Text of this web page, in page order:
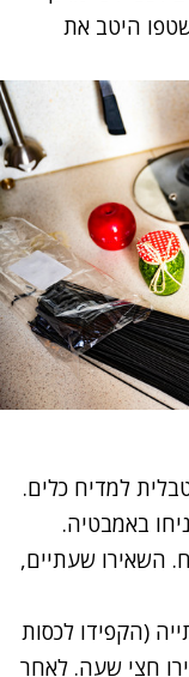
היטב את
למדיח כלים.
באמבטיה.
השאירו שעתיים,
(הקפידו לכסות
חצי שעה. לאחר